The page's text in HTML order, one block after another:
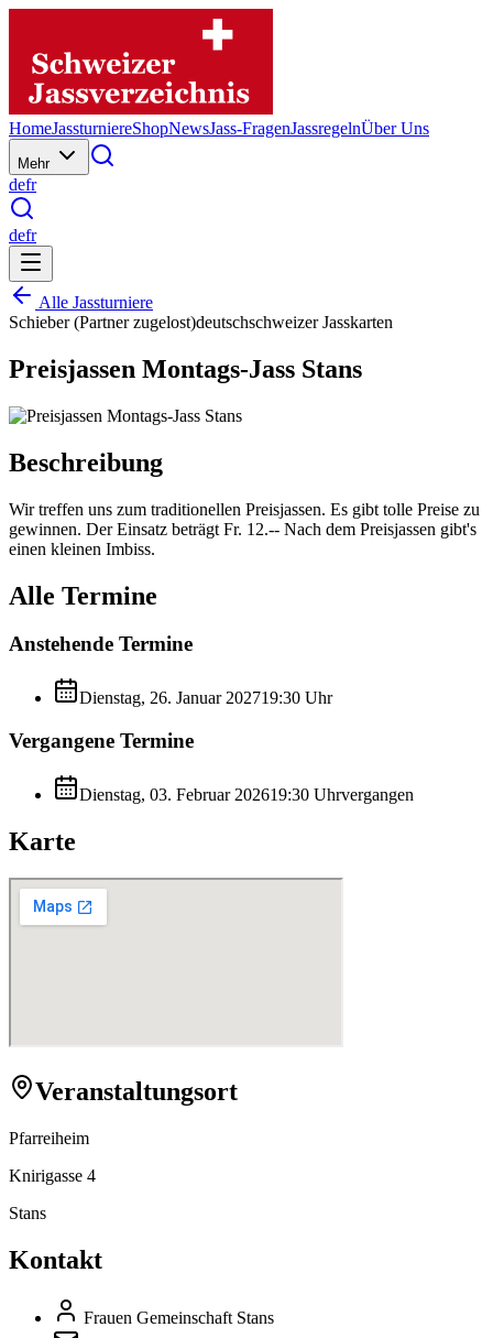
HomeJassturniereShopNewsJass-FragenJassregelnÜber Uns
Mehr
defr
defr
Alle Jassturniere
Schieber (Partner zugelost)deutschschweizer Jasskarten
Preisjassen Montags-Jass Stans
Beschreibung
Wir treffen uns zum traditionellen Preisjassen. Es gibt tolle Preise zu
gewinnen. Der Einsatz beträgt Fr. 12.-- Nach dem Preisjassen gibt's
einen kleinen Imbiss.
Alle Termine
Anstehende Termine
Dienstag, 26. Januar 202719:30 Uhr
Vergangene Termine
Dienstag, 03. Februar 202619:30 Uhrvergangen
Karte
Veranstaltungsort
Pfarreiheim
Knirigasse 4
Stans
Kontakt
Frauen Gemeinschaft Stans